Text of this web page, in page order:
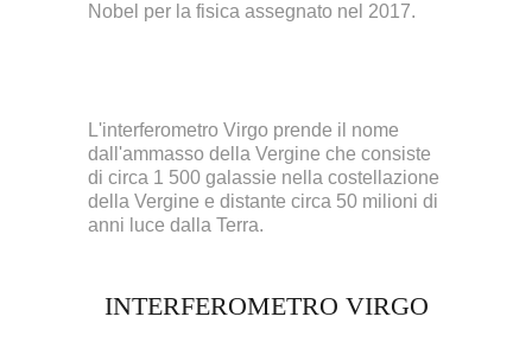
Nobel per la fisica assegnato nel 2017.
L'interferometro Virgo prende il nome
dall'ammasso della Vergine che consiste
di circa 1 500 galassie nella costellazione
della Vergine e distante circa 50 milioni di
anni luce dalla Terra.
INTERFEROMETRO VIRGO